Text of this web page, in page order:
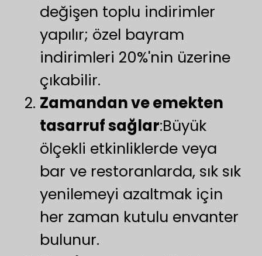
değişen toplu indirimler
yapılır; özel bayram
indirimleri 20%'nin üzerine
çıkabilir.
Zamandan ve emekten
tasarruf sağlar:Büyük
ölçekli etkinliklerde veya
bar ve restoranlarda, sık sık
yenilemeyi azaltmak için
her zaman kutulu envanter
bulunur.